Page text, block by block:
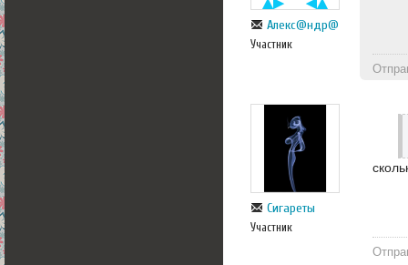
Алекс@ндр@
Участник
Сигареты
Участник